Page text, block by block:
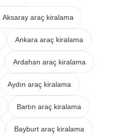
Aksaray araç kiralama
Ankara araç kiralama
Ardahan araç kiralama
Aydın araç kiralama
Bartın araç kiralama
Bayburt araç kiralama